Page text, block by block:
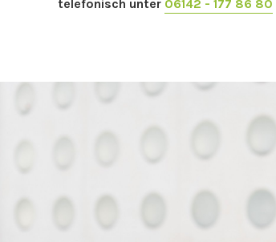
telefonisch unter 06142 - 177 86 80